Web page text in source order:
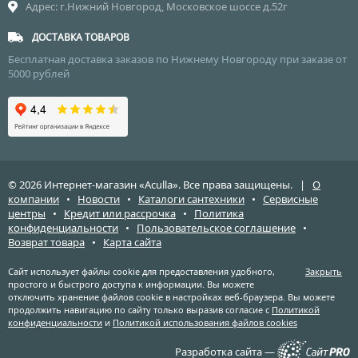
ТЕРМОСТАТИЧЕСКИЕ СМЕСИТЕЛИ
ЦВЕТНЫЕ СМЕСИТЕЛИ
МЕБЕЛЬНЫЕ УМЫВАЛЬНИКИ
НАКЛАДНЫЕ УМЫВАЛЬНИКИ
ПОДВЕСНЫЕ УМЫВАЛЬНИКИ
УМЫВАЛЬНИКИ С ПЬЕДЕСТАЛАМИ
ПЬЕДЕСТАЛЫ ДЛЯ УМЫВАЛЬНИКОВ
УНИТАЗЫ-КОМПАКТЫ
УНИТАЗЫ С БИДЕТКОЙ
КОМПЛЕКТУЮЩИЕ ДЛЯ УНИТАЗОВ
Адрес: г.Нижний Новгород, Московское шоссе д.52г
ДОСТАВКА ТОВАРОВ
Бесплатная доставка заказов по Нижнему Новгороду при заказе от
5000 рублей
© 2026 Интернет-магазин «Aculla». Все права защищены. | О
компании • Новости • Каталоги сантехники • Сервисные
центры • Кредит или рассрочка • Политика
конфиденциальности • Пользовательское соглашение •
Возврат товара • Карта сайта
Закрыть
Сайт использует файлы cookie для предоставления удобного,
простого и быстрого доступа к информации. Вы можете
отключить хранение файлов cookie в настройках веб-браузера. Вы можете
продолжить навигацию по сайту только выразив согласие с Политикой
конфиденциальности и Политикой использования файлов cookies
Разработка сайта —